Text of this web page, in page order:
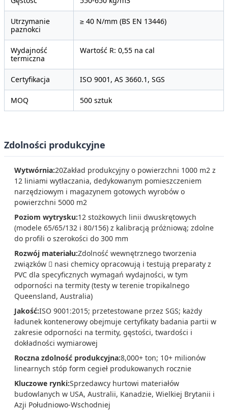
Utrzymanie
paznokci
≥ 40 N/mm (BS EN 13446)
Wydajność
termiczna
Wartość R: 0,55 na cal
Certyfikacja ISO 9001, AS 3660.1, SGS
MOQ 500 sztuk
Zdolności produkcyjne
Wytwórnia:20Zakład produkcyjny o powierzchni 1000 m2 z
12 liniami wytłaczania, dedykowanym pomieszczeniem
narzędziowym i magazynem gotowych wyrobów o
powierzchni 5000 m2
Poziom wytrysku:12 stożkowych linii dwuskrętowych
(modele 65/65/132 i 80/156) z kalibracją próżniową; zdolne
do profili o szerokości do 300 mm
Rozwój materiału:Zdolność wewnętrznego tworzenia
związków  nasi chemicy opracowują i testują preparaty z
PVC dla specyficznych wymagań wydajności, w tym
odporności na termity (testy w terenie tropikalnego
Queensland, Australia)
Jakość:ISO 9001:2015; przetestowane przez SGS; każdy
ładunek kontenerowy obejmuje certyfikaty badania partii w
zakresie odporności na termity, gęstości, twardości i
dokładności wymiarowej
Roczna zdolność produkcyjna:8,000+ ton; 10+ milionów
linearnych stóp form cegieł produkowanych rocznie
Kluczowe rynki:Sprzedawcy hurtowi materiałów
budowlanych w USA, Australii, Kanadzie, Wielkiej Brytanii i
Azji Południowo-Wschodniej